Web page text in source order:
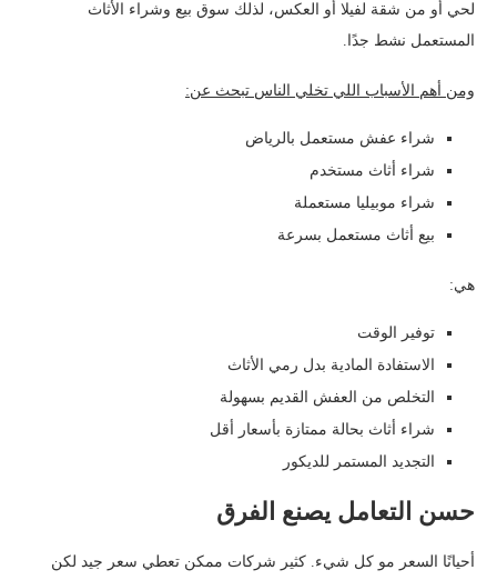
لحي أو من شقة لفيلا أو العكس، لذلك سوق بيع وشراء الأثاث
المستعمل نشط جدًا.
ومن أهم الأسباب اللي تخلي الناس تبحث عن:
شراء عفش مستعمل بالرياض
شراء أثاث مستخدم
شراء موبيليا مستعملة
بيع أثاث مستعمل بسرعة
هي:
توفير الوقت
الاستفادة المادية بدل رمي الأثاث
التخلص من العفش القديم بسهولة
شراء أثاث بحالة ممتازة بأسعار أقل
التجديد المستمر للديكور
حسن التعامل يصنع الفرق
أحيانًا السعر مو كل شيء. كثير شركات ممكن تعطي سعر جيد لكن